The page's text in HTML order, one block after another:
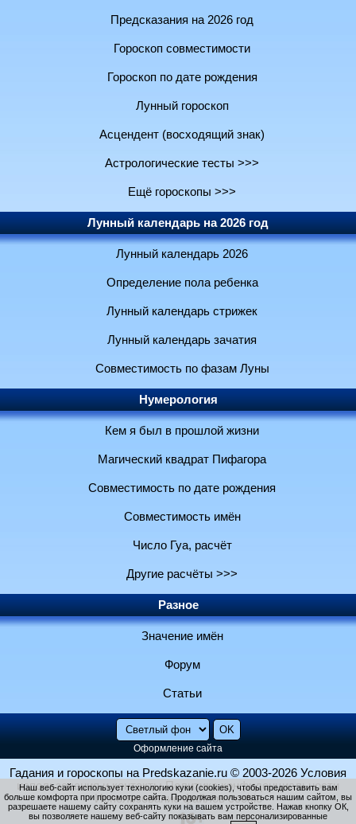
Предсказания на 2026 год
Гороскоп совместимости
Гороскоп по дате рождения
Лунный гороскоп
Асцендент (восходящий знак)
Астрологические тесты >>>
Ещё гороскопы >>>
Лунный календарь на 2026 год
Лунный календарь 2026
Определение пола ребенка
Лунный календарь стрижек
Лунный календарь зачатия
Совместимость по фазам Луны
Нумерология
Кем я был в прошлой жизни
Магический квадрат Пифагора
Совместимость по дате рождения
Совместимость имён
Число Гуа, расчёт
Другие расчёты >>>
Разное
Значение имён
Форум
Статьи
Оформление сайта
Гадания и гороскопы на Predskazanie.ru © 2003-2026 Условия
использования и контакты Политика конфиденциальности
Использование файлов cookie
Наш веб-сайт использует технологию куки (cookies), чтобы предоставить вам
больше комфорта при просмотре сайта. Продолжая пользоваться нашим сайтом, вы
разрешаете нашему сайту сохранять куки на вашем устройстве. Нажав кнопку ОК,
вы позволяете нашему веб-сайту показывать вам персонализированные